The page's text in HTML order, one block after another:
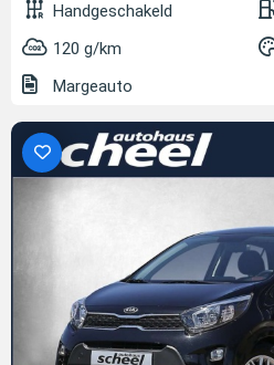
Handgeschakeld
120 g/km
Margeauto